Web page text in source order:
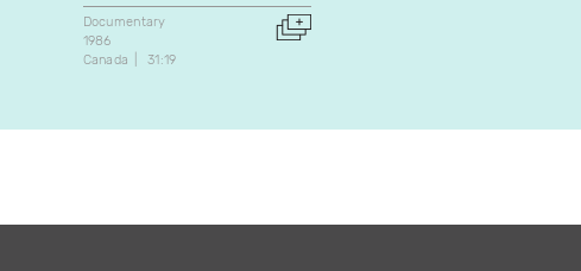
Documentary
1986
Canada
31:19